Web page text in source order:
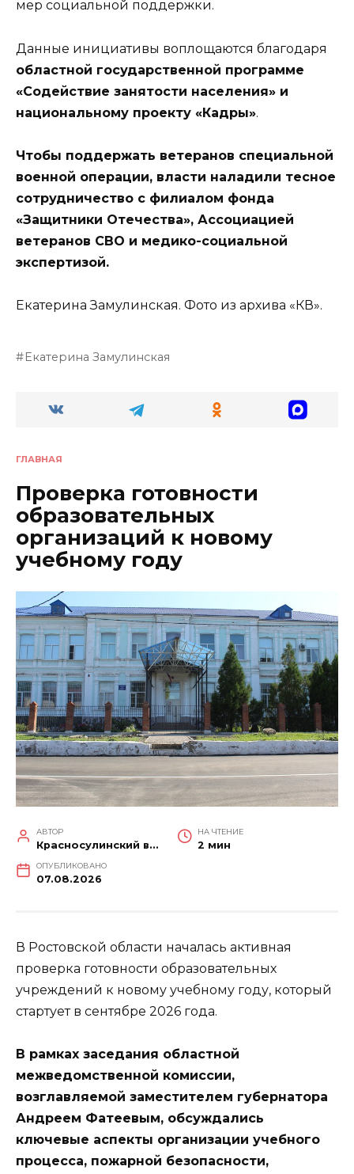
мер социальной поддержки.
Данные инициативы воплощаются благодаря
областной государственной программе
«Содействие занятости населения» и
национальному проекту «Кадры».
Чтобы поддержать ветеранов специальной
военной операции, власти наладили тесное
сотрудничество с филиалом фонда
«Защитники Отечества», Ассоциацией
ветеранов СВО и медико-социальной
экспертизой.
Екатерина Замулинская. Фото из архива «КВ».
Екатерина Замулинская
ГЛАВНАЯ
Проверка готовности
образовательных
организаций к новому
учебному году
АВТОР
Красносулинский вестник
НА ЧТЕНИЕ
2 мин
ОПУБЛИКОВАНО
07.08.2026
В Ростовской области началась активная
проверка готовности образовательных
учреждений к новому учебному году, который
стартует в сентябре 2026 года.
В рамках заседания областной
межведомственной комиссии,
возглавляемой заместителем губернатора
Андреем Фатеевым, обсуждались
ключевые аспекты организации учебного
процесса, пожарной безопасности,